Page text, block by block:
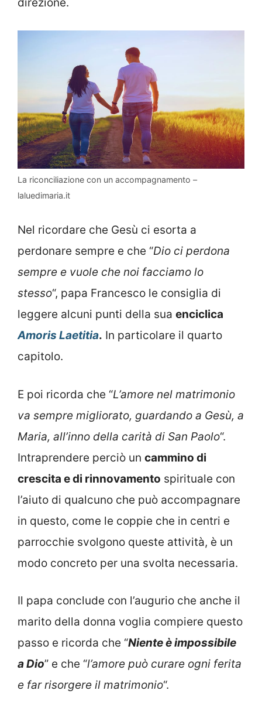
direzione.
La riconciliazione con un accompagnamento –
laluedimaria.it
Nel ricordare che Gesù ci esorta a
perdonare sempre e che “Dio ci perdona
sempre e vuole che noi facciamo lo
stesso“, papa Francesco le consiglia di
leggere alcuni punti della sua enciclica
Amoris Laetitia. In particolare il quarto
capitolo.
E poi ricorda che “L’amore nel matrimonio
va sempre migliorato, guardando a Gesù, a
Maria, all’inno della carità di San Paolo“.
Intraprendere perciò un cammino di
crescita e di rinnovamento spirituale con
l’aiuto di qualcuno che può accompagnare
in questo, come le coppie che in centri e
parrocchie svolgono queste attività, è un
modo concreto per una svolta necessaria.
Il papa conclude con l’augurio che anche il
marito della donna voglia compiere questo
passo e ricorda che “Niente è impossibile
a Dio” e che “l’amore può curare ogni ferita
e far risorgere il matrimonio“.